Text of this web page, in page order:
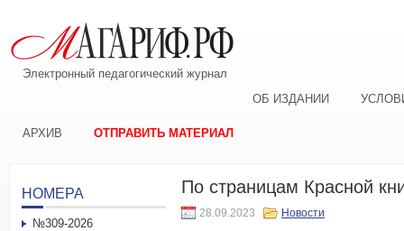
Электронный педагогический журнал
ОБ ИЗДАНИИ
АРХИВ ОТПРАВИТЬ МАТЕРИАЛ
По страницам Красной
28.09.2023 Новости
НОМЕРА
№309-2026